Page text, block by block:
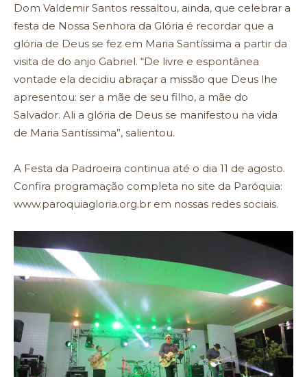
Dom Valdemir Santos ressaltou, ainda, que celebrar a
festa de Nossa Senhora da Glória é recordar que a
glória de Deus se fez em Maria Santíssima a partir da
visita de do anjo Gabriel. “De livre e espontânea
vontade ela decidiu abraçar a missão que Deus lhe
apresentou: ser a mãe de seu filho, a mãe do
Salvador. Ali a glória de Deus se manifestou na vida
de Maria Santíssima”, salientou.
A Festa da Padroeira continua até o dia 11 de agosto.
Confira programação completa no site da Paróquia:
www.paroquiagloria.org.br em nossas redes sociais.